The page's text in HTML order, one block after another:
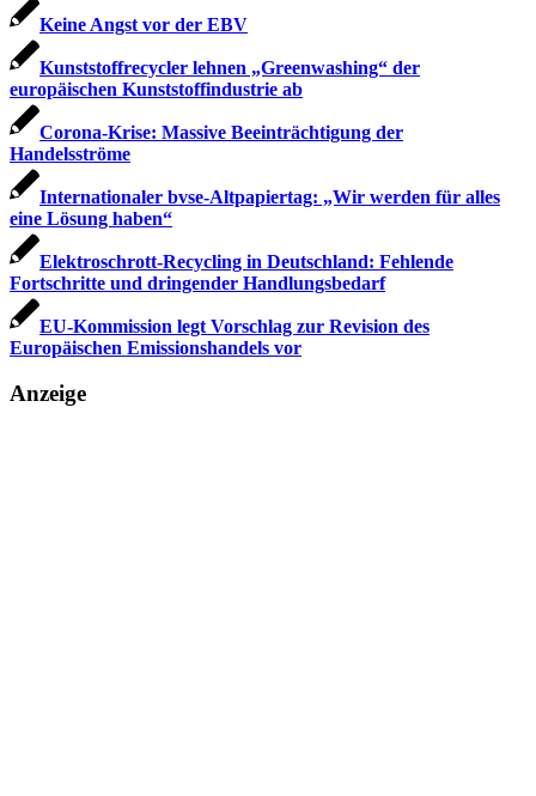
Keine Angst vor der EBV
Kunststoffrecycler lehnen „Greenwashing“ der
europäischen Kunststoffindustrie ab
Corona-Krise: Massive Beeinträchtigung der
Handelsströme
Internationaler bvse-Altpapiertag: „Wir werden für alles
eine Lösung haben“
Elektroschrott-Recycling in Deutschland: Fehlende
Fortschritte und dringender Handlungsbedarf
EU-Kommission legt Vorschlag zur Revision des
Europäischen Emissionshandels vor
Anzeige